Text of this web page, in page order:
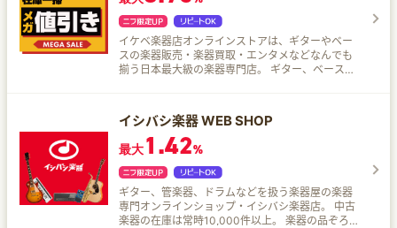
イケベ楽器店オンラインストアは、ギターやベー
スの楽器販売・楽器買取・エンタメなどなんでも
揃う日本最大級の楽器専門店。 ギター、ベース、
般）、ピアノ（電子ピアノ・シンセサイザー
etc）、管楽器など音楽を楽しむ方に満足いただけ
る豊富な品ぞろえが特徴です。 高額なヴィンテー
ジギターやアコースティックギターなども売れて
おり、買取再販も積極展開中なので特徴のある商
品も多く取りそろえています。 渋谷、池袋、秋葉
原、大阪に実店舗を構え、関東を中心に50年以上
の歴史がある名店のオンラインストアです。
イシバシ楽器 WEB SHOP
最大1.42%
ギター、管楽器、ドラムなどを扱う楽器屋の楽器
専門オンラインショップ・イシバシ楽器店。 中古
楽器の在庫は常時10,000件以上。 楽器の品ぞろえ